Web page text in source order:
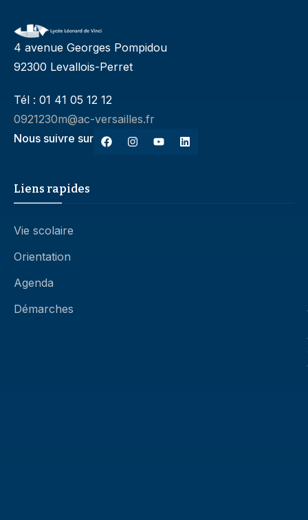
4 avenue Georges Pompidou
92300 Levallois-Perret
Tél : 01 41 05 12 12
0921230m@ac-versailles.fr
Nous suivre sur
Liens rapides
Vie scolaire
Orientation
Agenda
Démarches